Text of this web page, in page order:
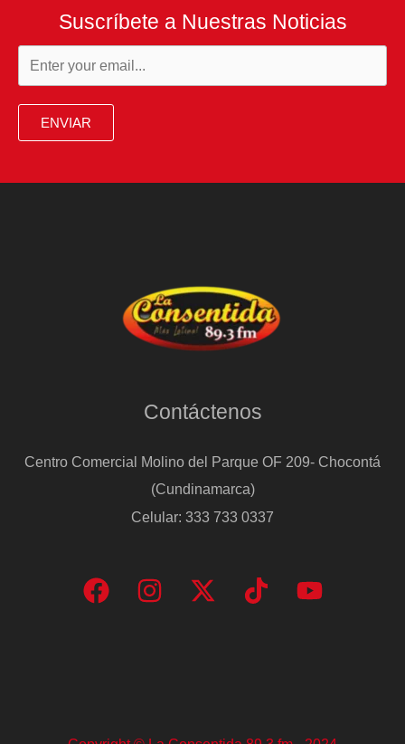
Suscríbete a Nuestras Noticias
ENVIAR
Contáctenos
Centro Comercial Molino del Parque OF 209- Chocontá
(Cundinamarca)
Celular: 333 733 0337